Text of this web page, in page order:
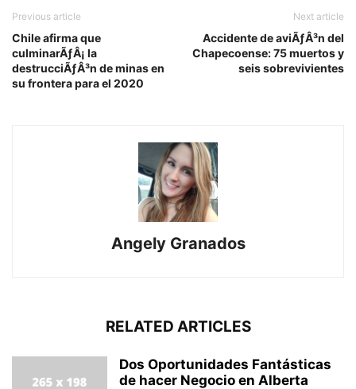
Previous article
Chile afirma que
culminarÃƒÂ¡ la
destrucciÃƒÂ³n de minas en
su frontera para el 2020
Next article
Accidente de aviÃƒÂ³n del
Chapecoense: 75 muertos y
seis sobrevivientes
Angely Granados
RELATED ARTICLES
Dos Oportunidades Fantásticas
de hacer Negocio en Alberta